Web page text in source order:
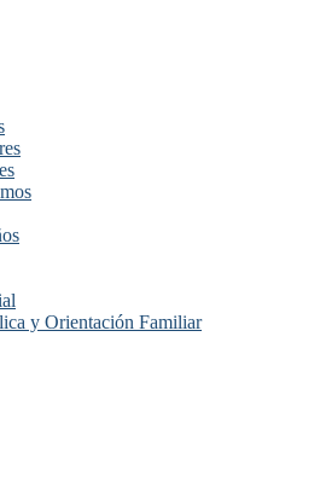
y Orientación Familiar